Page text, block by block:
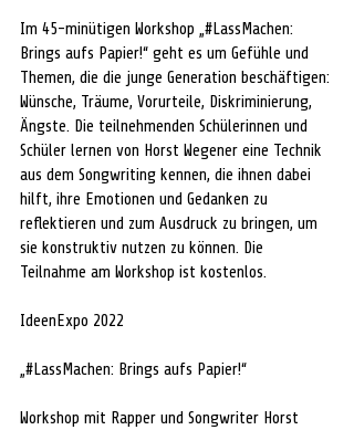
Im 45-minütigen Workshop „#LassMachen:
Brings aufs Papier!“ geht es um Gefühle und
Themen, die die junge Generation beschäftigen:
Wünsche, Träume, Vorurteile, Diskriminierung,
Ängste. Die teilnehmenden Schülerinnen und
Schüler lernen von Horst Wegener eine Technik
aus dem Songwriting kennen, die ihnen dabei
hilft, ihre Emotionen und Gedanken zu
reflektieren und zum Ausdruck zu bringen, um
sie konstruktiv nutzen zu können. Die
Teilnahme am Workshop ist kostenlos.
IdeenExpo 2022
„#LassMachen: Brings aufs Papier!“
Workshop mit Rapper und Songwriter Horst